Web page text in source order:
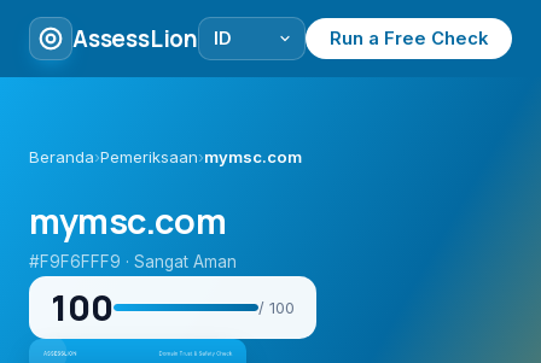
AssessLion Run a Free Check
Beranda›Pemeriksaan›mymsc.com
mymsc.com
#F9F6FFF9 · Sangat Aman
100 / 100